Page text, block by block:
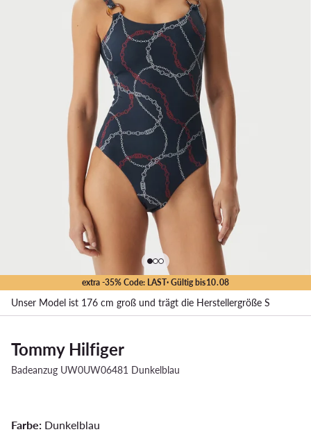
extra -35% Code: LAST· Gültig bis10.08
Unser Model ist 176 cm groß und trägt die Herstellergröße S
Tommy Hilfiger
Badeanzug UW0UW06481 Dunkelblau
Farbe: Dunkelblau